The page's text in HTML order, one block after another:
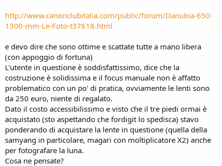
http://www.canonclubitalia.com/public/forum/Danubia-650-
1300-mm-Le-Foto-t37618.html
e devo dire che sono ottime e scattate tutte a mano libera
(con appoggio di fortuna)
L'utente in questione è soddisfattissimo, dice che la
costruzione è solidissima e il focus manuale non è affatto
problematico con un po' di pratica, ovviamente le lenti sono
da 250 euro, niente di regalato.
Dato il costo accessibilissimo e visto che il tre piedi ormai è
acquistato (sto aspettando che fordigit lo spedisca) stavo
ponderando di acquistare la lente in questione (quella della
samyang in particolare, magari con moltiplicatore X2) anche
per fotografare la luna.
Cosa ne pensate?